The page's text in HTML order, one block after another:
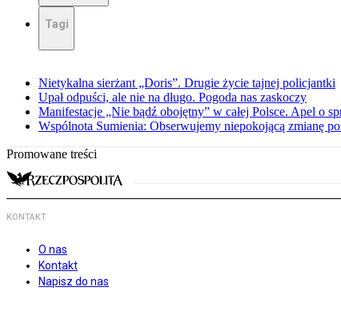
Tagi
Nietykalna sierżant „Doris”. Drugie życie tajnej policjantki
Upał odpuści, ale nie na długo. Pogoda nas zaskoczy
Manifestacje „Nie bądź obojętny” w całej Polsce. Apel o
Wspólnota Sumienia: Obserwujemy niepokojącą zmianę
Promowane treści
KONTAKT
O nas
Kontakt
Napisz do nas